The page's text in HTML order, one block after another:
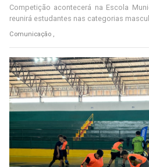
Competição acontecerá na Escola
reunirá estudantes nas categorias
Comunicação ,